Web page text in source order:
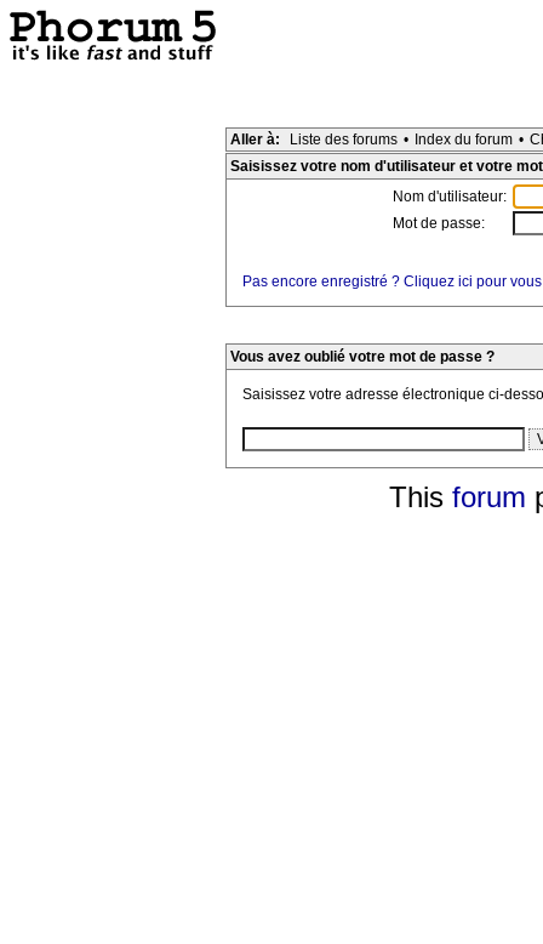
Aller à: Liste des forums • Index du forum •
Saisissez votre nom d'utilisateur et votre
Nom d'utilisateur:
Mot de passe:
Pas encore enregistré ? Cliquez ici pour
Vous avez oublié votre mot de passe ?
Saisissez votre adresse électronique ci-
This forum